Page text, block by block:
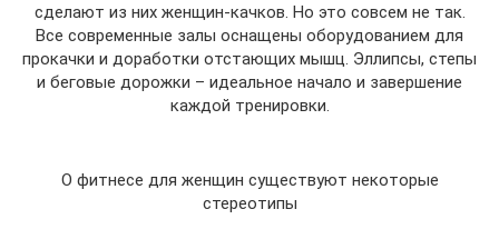
сделают из них женщин-качков. Но это совсем не так.
Все современные залы оснащены оборудованием для
прокачки и доработки отстающих мышц. Эллипсы, степы
и беговые дорожки – идеальное начало и завершение
каждой тренировки.
О фитнесе для женщин существуют некоторые
стереотипы